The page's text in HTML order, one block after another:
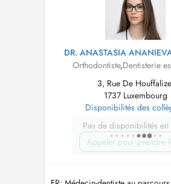
DR. ANASTASIA
Orthodontiste,Dentisterie
3, Rue De
1737 Luxembourg
Disponibilités des
Pas de disponibilités
Appeler pour prendre